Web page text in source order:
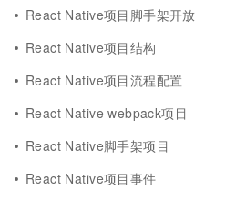
React Native项目脚手架开放
React Native项目结构
React Native项目流程配置
React Native webpack项目
React Native脚手架项目
React Native项目事件